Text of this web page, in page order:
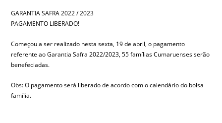
GARANTIA SAFRA 2022 / 2023
PAGAMENTO LIBERADO!
Começou a ser realizado nesta sexta, 19 de abril, o pagamento
referente ao Garantia Safra 2022/2023, 55 famílias Cumaruenses serão
benefeciadas.
Obs: O pagamento será liberado de acordo com o calendário do bolsa
família.